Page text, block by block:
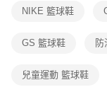
客戶支援中心」
１．透過由恩沛科技股
權轉讓予恩沛科技股份
NIKE 籃球鞋
GS 籃球鞋
兒童運動 籃球鞋